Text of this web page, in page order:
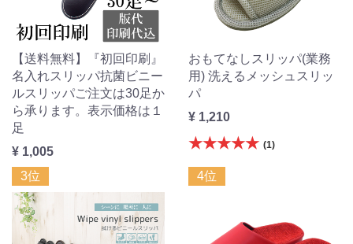
【送料無料】『初回印刷』
名入れスリッパ抗菌ビニー
ルスリッパご注文は30足か
ら承ります。表示価格は１
足
¥ 1,005
おもてなしスリッパ(業務
用) 洗えるメッシュスリッ
パ
¥ 1,210
★★★★★ (1)
3位 4位